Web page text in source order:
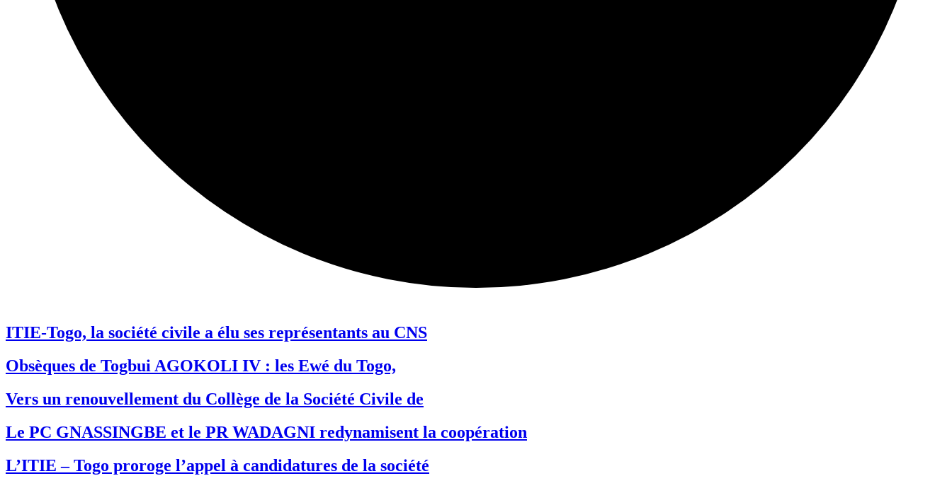
ITIE-Togo, la société civile a élu ses représentants au CNS
Obsèques de Togbui AGOKOLI IV : les Ewé du Togo,
Vers un renouvellement du Collège de la Société Civile de
Le PC GNASSINGBE et le PR WADAGNI redynamisent la coopération
L’ITIE – Togo proroge l’appel à candidatures de la société